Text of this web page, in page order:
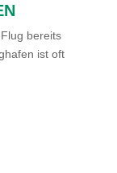
bereits
ist oft